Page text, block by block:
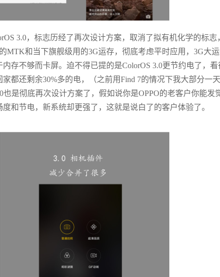
3.0，标志历经了再次设计方案，取消了拟有机化学的标志
MTK和当下旗舰级用的3G运存，彻底考虑平时应用，3G大
存不够而卡屏。迫不得已提的是ColorOS 3.0更节约电了，看
都还剩余30%多的电，（之前用Find 7的情况下我大部分一
是彻底再次设计方案了，假如说你是OPPO的老客户你能发
和节电，新系统却更强了，这就是说白了的客户体验了。